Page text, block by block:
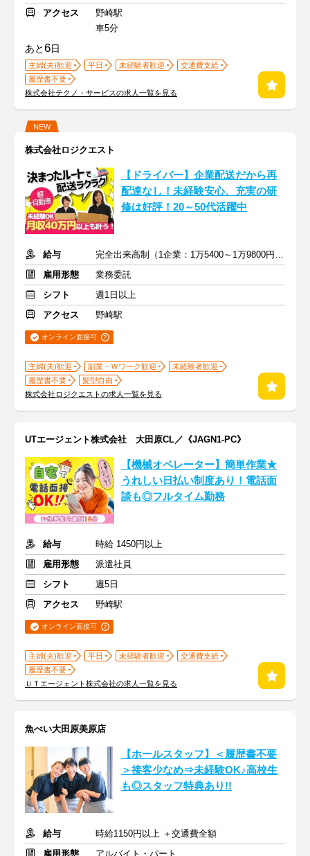
アクセス
野崎駅
車5分
あと6日
主婦(夫)歓迎 平日 未経験者歓迎
交通費支給
履歴書不要
株式会社テクノ・サービスの求人一覧を見る
NEW
株式会社ロジクエスト
【ドライバー】企業配送だから再
配達なし！未経験安心、充実の研
修は好評！20～50代活躍中
給与
完全出来高制（1企業：1万5400～1万9800円※1日あたり）
雇用形態
業務委託
シフト
週1日以上
アクセス
野崎駅
オンライン面接可
主婦(夫)歓迎 副業・Ｗワーク歓迎
未経験者歓迎
履歴書不要
髪型自由
株式会社ロジクエストの求人一覧を見る
UTエージェント株式会社 大田原CL／《JAGN1-PC》
【機械オペレーター】簡単作業★
うれしい日払い制度あり！電話面
談も◎フルタイム勤務
給与
時給 1450円以上
雇用形態
派遣社員
シフト
週5日
アクセス
野崎駅
オンライン面接可
主婦(夫)歓迎 平日 未経験者歓迎
交通費支給
履歴書不要
ＵＴエージェント株式会社の求人一覧を見る
魚べい大田原美原店
【ホールスタッフ】＜履歴書不要
＞接客少なめ⇒未経験OK♪高校生
も◎スタッフ特典あり!!
給与
時給1150円以上 ＋交通費全額
雇用形態
アルバイト・パート